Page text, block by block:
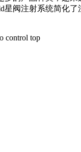
星阀注射系统简